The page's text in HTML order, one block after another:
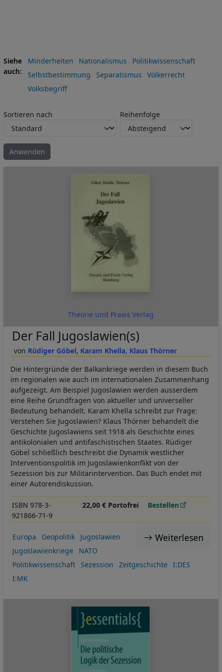
Siehe
auch
Minderheiten Nationalismus
Politikwissenschaft
Selbstbestimmung
Separatismus
Völkerrecht
Volksbegriff
Sortieren nach Reihenfolge
Theorie und Praxis Verlag
Rüdiger Göbel Karam Khella Klaus Thörner
Der Fall Jugoslawien(s)
Die Hintergründe der Balkankriege werden in diesem Buch
im regionalen wie auch im internationalen Zusammenhang
aufgezeigt. Am Beispiel Jugoslawien werden ausserdem
eine Reihe Grundfragen von aktueller und universeller
Bedeutung behandelt. Karam Khella schreibt zur Frage:
Verstehen Sie Jugoslawien? Klaus Thörner behandelt die
Geschichte Jugoslawiens seit 1918 als Geschichte eines
antikolonialen und antifaschistischen Staates. Rüdiger
Göbel schließlich beschreibt die Dynamik westlicher
Interventionspolitik im Jugoslawienkonflikt von der
Sezession bis zur Militärintervention. Das Buch endet mit
einer Autorendiskussion.
ISBN 978-3-
921866-71-9
22,00 € Portofrei Bestellen
Weiterlesen
Europa Geopolitik
Jugoslawien
Jugoslawienkriege
NATO
Politikwissenschaft
Sezession Zeitgeschichte
I:DES
I:MK